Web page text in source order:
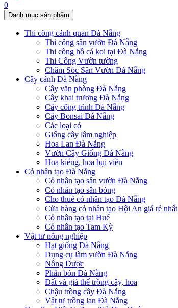
0
Danh mục sản phẩm
Thi công cảnh quan Đà Nẵng
Thi công sân vườn Đà Nẵng
Thi công hồ cá koi tại Đà Nẵng
Thi Công Vườn tường
Chăm Sóc Sân Vườn Đà Nẵng
Cây cảnh Đà Nẵng
Cây văn phòng Đà Nẵng
Cây khai trương Đà Nẵng
Cây công trình Đà Nẵng
Cây Bonsai Đà Nẵng
Các loại cỏ
Giống cây lâm nghiệp
Hoa Lan Đà Nẵng
Vườn Cây Giống Đà Nẵng
Hoa kiểng, hoa bụi viền
Cỏ nhân tạo Đà Nẵng
Cỏ nhân tạo sân vườn Đà Nẵng
Cỏ nhân tạo sân bóng
Cho thuê cỏ nhân tạo Đà Nẵng
Cửa hàng cỏ nhân tạo Hội An giá rẻ nhất
Cỏ nhân tạo tại Huế
Cỏ nhân tạo Tam Kỳ
Vật tư nông nghiệp
Hạt giống Đà Nẵng
Dụng cụ làm vườn Đà Nẵng
Nông Dược
Phân bón Đà Nẵng
Đất và giá thể trồng cây, hoa
Chậu trồng cây Đà Nẵng
Vật tư trồng lan Đà Nẵng